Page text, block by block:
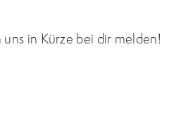
in Kürze bei dir melden!